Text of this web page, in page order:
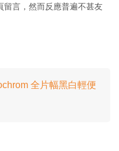
言，然而反應普遍不甚友
全片幅黑白輕便